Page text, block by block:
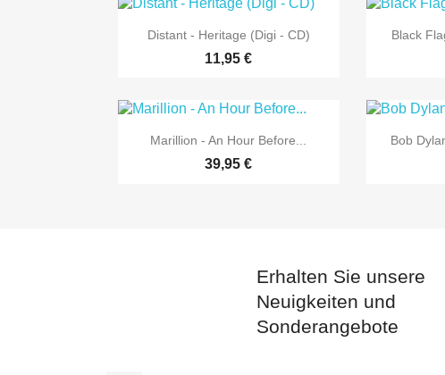
 Vorschau
Distant - Heritage (Digi - CD)
11,95 €
Black
 Vorschau
Marillion - An Hour Before...
39,95 €
Bob
Erhalten Sie unsere
Neuigkeiten und
Sonderangebote